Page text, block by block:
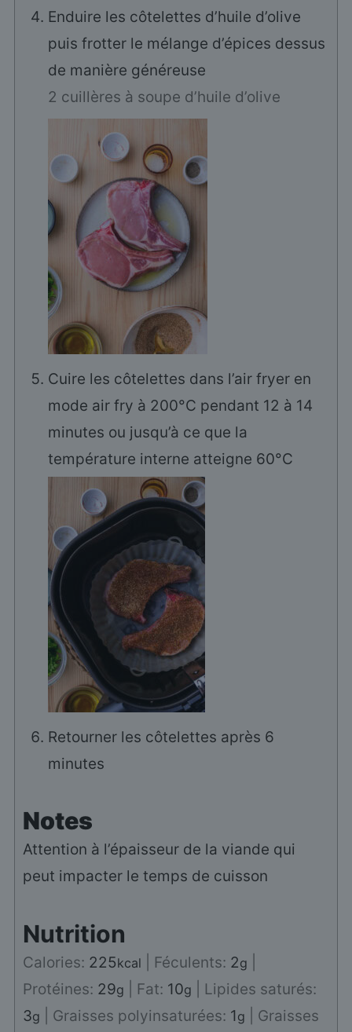
Enduire les côtelettes d’huile d’olive
puis frotter le mélange d’épices dessus
de manière généreuse
2 cuillères à soupe d’huile d’olive
Cuire les côtelettes dans l’air fryer en
mode air fry à 200°C pendant 12 à 14
minutes ou jusqu’à ce que la
température interne atteigne 60°C
Retourner les côtelettes après 6
minutes
Notes
Attention à l’épaisseur de la viande qui
peut impacter le temps de cuisson
Nutrition
Calories: 225kcal Féculents: 2g
Protéines: 29g Fat: 10g
Lipides saturés:
3g Graisses polyinsaturées: 1g
Graisses